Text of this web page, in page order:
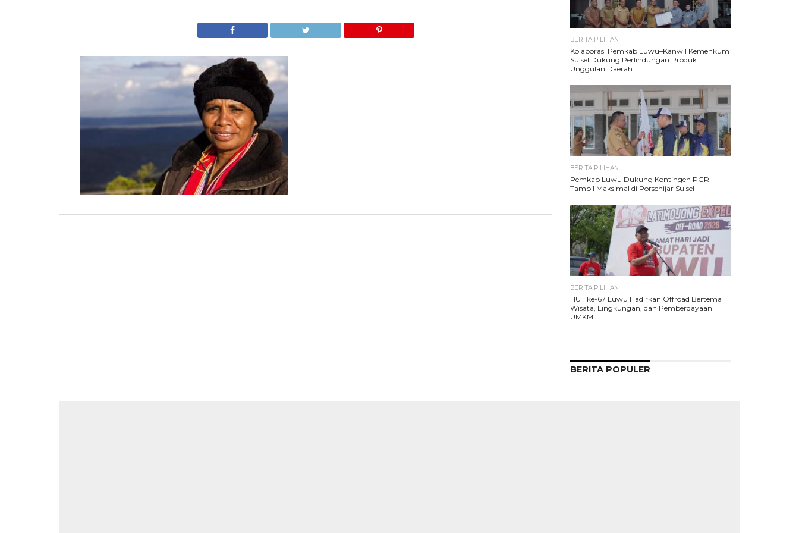
BERITA PILIHAN
Kolaborasi Pemkab Luwu–Kanwil Kemenkum
Sulsel Dukung Perlindungan Produk
Unggulan Daerah
BERITA PILIHAN
Pemkab Luwu Dukung Kontingen PGRI
Tampil Maksimal di Porsenijar Sulsel
BERITA PILIHAN
HUT ke-67 Luwu Hadirkan Offroad Bertema
Wisata, Lingkungan, dan Pemberdayaan
UMKM
BERITA POPULER